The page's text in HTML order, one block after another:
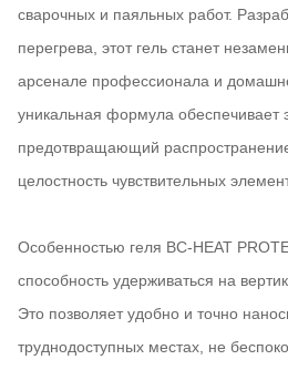
сварочных и паяльных работ.
перегрева, этот гель станет
арсенале профессионала и
уникальная формула обеспечивает
предотвращающий
целостность чувствительных
Особенностью геля BC-HEAT
способность удерживаться на
Это позволяет удобно и точно
труднодоступных местах, не